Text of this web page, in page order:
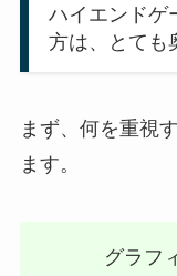
ハイエンドゲ
方は、とても
まず、何を重視
ます。
グラフ